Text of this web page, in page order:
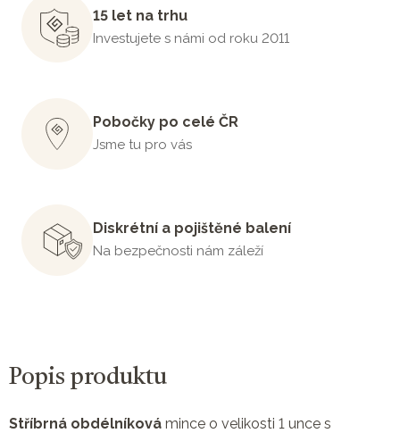
15 let na trhu
Investujete s námi od roku 2011
Pobočky po celé ČR
Jsme tu pro vás
Diskrétní a pojištěné balení
Na bezpečnosti nám záleží
Popis produktu
Stříbrná obdélníková mince o velikosti 1 unce s